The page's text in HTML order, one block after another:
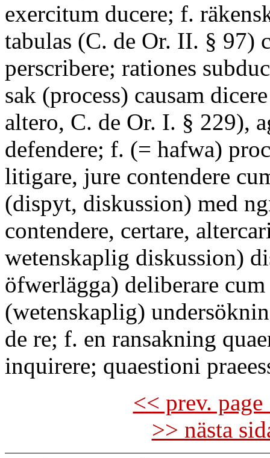
exercitum ducere; f.
tabulas (C. de Or. II. § 97)
perscribere; rationes
sak (process) causam
altero, C. de Or. I. § 229),
defendere; f. (= hafwa)
litigare, jure contendere
(dispyt, diskussion) med
contendere, certare,
wetenskaplig diskussion)
öfwerlägga) deliberare
(wetenskaplig)
de re; f. en ransakning
inquirere; quaestioni
<< prev.
>> nästa